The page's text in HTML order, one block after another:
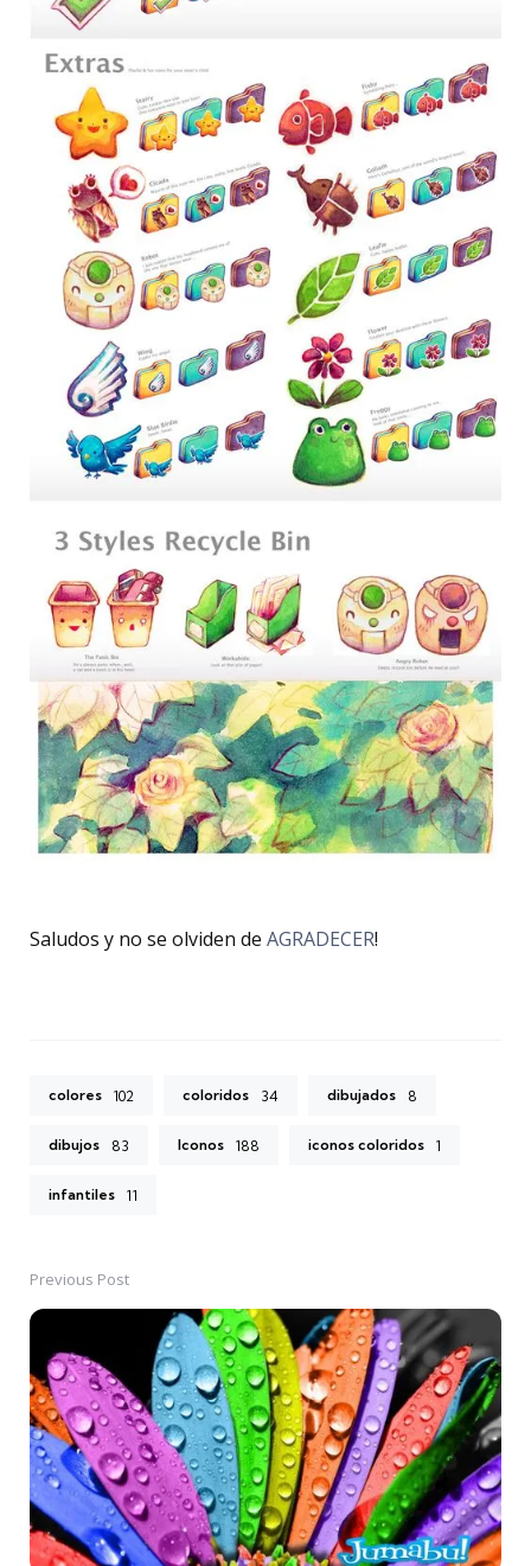
Saludos y no se olviden de AGRADECER!
colores 102 coloridos 34 dibujados 8
dibujos 83 Iconos 188 iconos coloridos 1
infantiles 11
PostPrevious Post